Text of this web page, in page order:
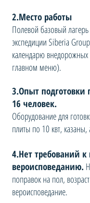
2.Место работы
Полевой базовый
экспедиции Siberia
календарю внедорожных
главном меню).
3.Опыт
16 человек.
Оборудование для
плиты по 10 квт, казаны,
4.Нет требований к
вероисповеданию.
поправок на пол,
вероисповедание.